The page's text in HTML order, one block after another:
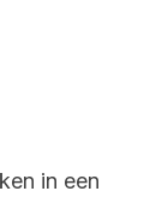
in een